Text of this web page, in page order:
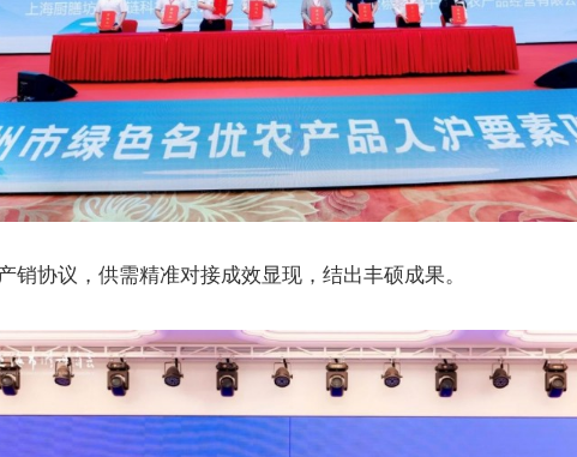
协议，供需精准对接成效显现，结出丰硕成果。